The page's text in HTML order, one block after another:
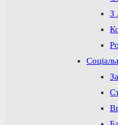
З